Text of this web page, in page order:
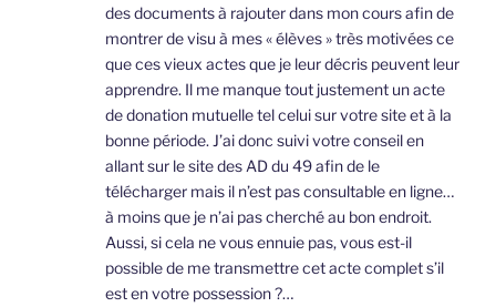
des documents à rajouter dans mon cours afin de
montrer de visu à mes « élèves » très motivées ce
que ces vieux actes que je leur décris peuvent leur
apprendre. Il me manque tout justement un acte
de donation mutuelle tel celui sur votre site et à la
bonne période. J’ai donc suivi votre conseil en
allant sur le site des AD du 49 afin de le
télécharger mais il n’est pas consultable en ligne…
à moins que je n’ai pas cherché au bon endroit.
Aussi, si cela ne vous ennuie pas, vous est-il
possible de me transmettre cet acte complet s’il
est en votre possession ?…